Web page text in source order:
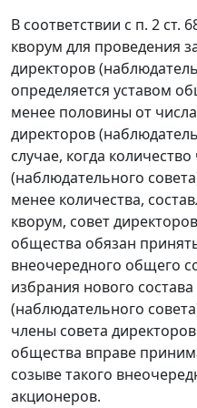
В соответствии с п. 2 ст.
кворум для проведения
директоров
определяется уставом
менее половины от
директоров
случае, когда
(наблюдательного
менее количества,
кворум, совет
общества обязан
внеочередного общего
избрания нового
(наблюдательного
члены совета
общества вправе
созыве такого
акционеров.